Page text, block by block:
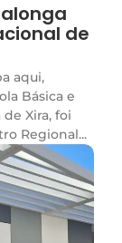
de
aqui,
Básica e
Xira, foi
Regional...